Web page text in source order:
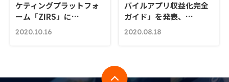
ケティングプラットフォ
ーム「ZIRS」に…
2020.10.16
バイルアプリ収益化完全
ガイド」を発表、…
2020.08.18